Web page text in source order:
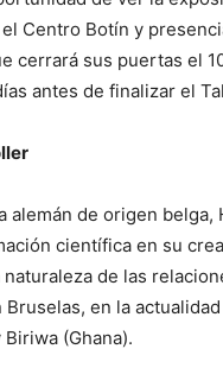
Centro Botín y
cerrará sus puertas el
antes de finalizar el
alemán de origen belga,
científica en su
de las
Bruselas, en la
(Ghana).